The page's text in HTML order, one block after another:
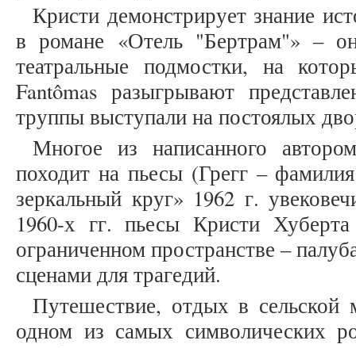
Кристи демонстрирует знание
в романе «Отель "Бертрам"» –
театральные подмостки, на
Fantômas разыгрывают
труппы выступали на постоялых
Многое из написанного
походит на пьесы (Грегг –
зеркальный круг» 1962 г.
1960-х гг. пьесы Кристи
ограниченном пространстве –
сценами для трагедий.
Путешествие, отдых в сельской
одном из самых символических